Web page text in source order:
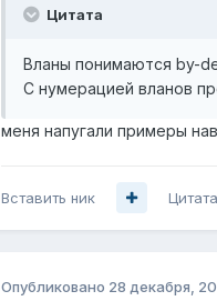
Цитата
Вланы понимаются by-
С нумерацией вланов
меня напугали примеры
Вставить ник Цитата
Опубликовано 28 декабря,